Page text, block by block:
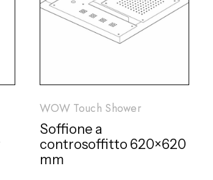
WOW Touch Shower
Soffione a
controsoffitto 620×620
mm